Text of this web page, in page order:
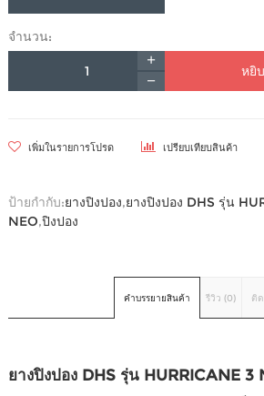
จำนวน:
หยิ
เพิ่มในรายการโปรด เปรียบเทียบสินค้า
ป้ายกำกับ:ยางปิงปอง,ยางปิงปอง DHS รุ่น
NEO,ปิงปอง
คำบรรยายสินค้า รีวิว (0) ติ
ยางปิงปอง DHS รุ่น HURRICANE 3